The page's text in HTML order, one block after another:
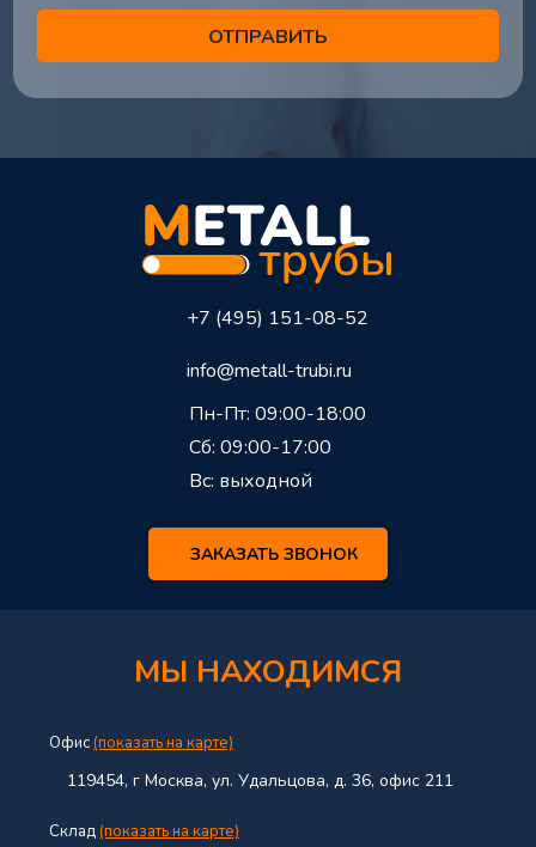
+7 (495) 151-08-52
info@metall-trubi.ru
Пн-Пт: 09:00-18:00
Сб: 09:00-17:00
Вс: выходной
ЗАКАЗАТЬ ЗВОНОК
МЫ НАХОДИМСЯ
Офис(показать на карте)
119454, г Москва, ул. Удальцова, д. 36, офис 211
Склад(показать на карте)